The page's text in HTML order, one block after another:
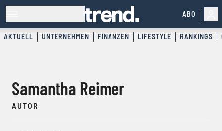
ABO
AKTUELL UNTERNEHMEN FINANZEN LIFESTYLE RANKINGS
Samantha Reimer
AUTOR